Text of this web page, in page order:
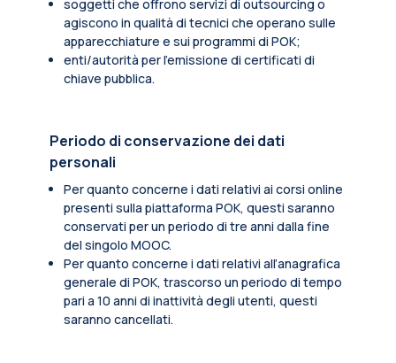
soggetti che offrono servizi di outsourcing o
agiscono in qualità di tecnici che operano sulle
apparecchiature e sui programmi di POK;
enti/autorità per l'emissione di certificati di
chiave pubblica.
Periodo di conservazione dei dati
personali
Per quanto concerne i dati relativi ai corsi online
presenti sulla piattaforma POK, questi saranno
conservati per un periodo di tre anni dalla fine
del singolo MOOC.
Per quanto concerne i dati relativi all’anagrafica
generale di POK, trascorso un periodo di tempo
pari a 10 anni di inattività degli utenti, questi
saranno cancellati.